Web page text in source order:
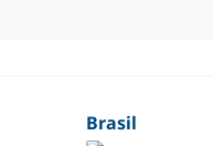
Brasil